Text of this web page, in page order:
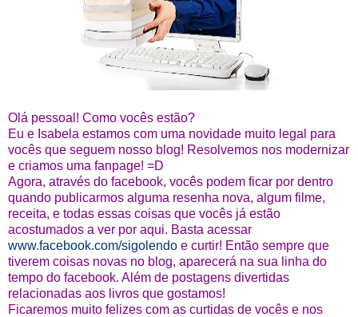
Olá pessoal! Como vocês estão?
Eu e Isabela estamos com uma novidade muito legal para
vocês que seguem nosso blog! Resolvemos nos modernizar
e criamos uma fanpage! =D
Agora, através do facebook, vocês podem ficar por dentro
quando publicarmos alguma resenha nova, algum filme,
receita, e todas essas coisas que vocês já estão
acostumados a ver por aqui. Basta acessar
www.facebook.com/sigolendo e curtir! Então sempre que
tiverem coisas novas no blog, aparecerá na sua linha do
tempo do facebook. Além de postagens divertidas
relacionadas aos livros que gostamos!
Ficaremos muito felizes com as curtidas de vocês e nos